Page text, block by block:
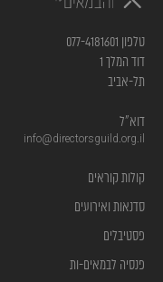
טלפון 077-4181601
דוד המלך 1
תל-אביב
דוא”ל
info@directorsguild.org.il
קולות קוראים
סדנאות ואירועים
פסטיבלים
פנסיה לבמאים-ות